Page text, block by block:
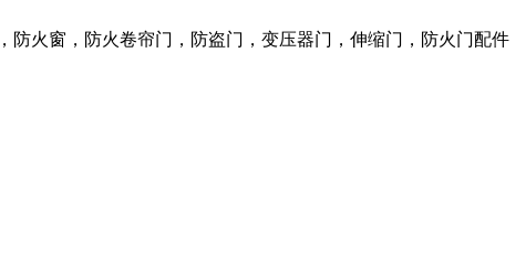
防火窗，防火卷帘门，防盗门，变压器门，伸缩门，防火门配件